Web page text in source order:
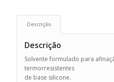
Descrição
Descrição
Solvente formulado para
termorresistentes
de base silicone.